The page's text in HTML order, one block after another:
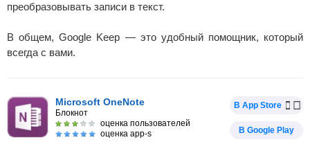
преобразовывать записи в текст.
В общем, Google Keep — это удобный помощник, который
всегда с вами.
Microsoft OneNote
Блокнот
оценка пользователей
оценка app-s
В App Store
В Google Play